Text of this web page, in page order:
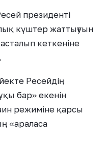
президенті
күштер жаттығуын
кеткеніне
Ресейдің
бар» екенін
режиміне қарсы
«араласа